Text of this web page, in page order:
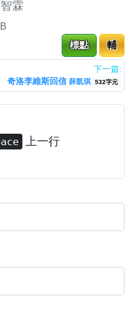
霖
B
標點
輔
下一篇:
奇洛李維斯回信 薛凱琪 532字元
上一行